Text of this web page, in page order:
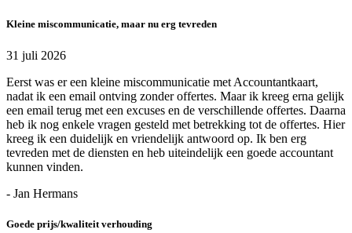
Kleine miscommunicatie, maar nu erg tevreden
31 juli 2026
Eerst was er een kleine miscommunicatie met Accountantkaart,
nadat ik een email ontving zonder offertes. Maar ik kreeg erna gelijk
een email terug met een excuses en de verschillende offertes. Daarna
heb ik nog enkele vragen gesteld met betrekking tot de offertes. Hier
kreeg ik een duidelijk en vriendelijk antwoord op. Ik ben erg
tevreden met de diensten en heb uiteindelijk een goede accountant
kunnen vinden.
- Jan Hermans
Goede prijs/kwaliteit verhouding